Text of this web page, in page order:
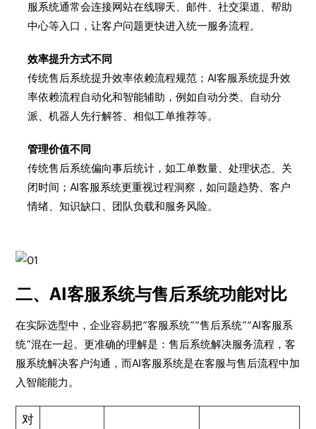
服系统通常会连接网站在线聊天、邮件、社交渠道、帮助
中心等入口，让客户问题更快进入统一服务流程。
效率提升方式不同
传统售后系统提升效率依赖流程规范；AI客服系统提升效
率依赖流程自动化和智能辅助，例如自动分类、自动分
派、机器人先行解答、相似工单推荐等。
管理价值不同
传统售后系统偏向事后统计，如工单数量、处理状态、关
闭时间；AI客服系统更重视过程洞察，如问题趋势、客户
情绪、知识缺口、团队负载和服务风险。
二、AI客服系统与售后系统功能对比
在实际选型中，企业容易把“客服系统”“售后系统”“AI客服系
统”混在一起。更准确的理解是：售后系统解决服务流程，客
服系统解决客户沟通，而AI客服系统是在客服与售后流程中加
入智能能力。
对